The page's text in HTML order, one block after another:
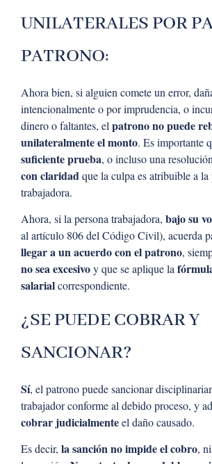
UNILATERALES POR
PATRONO:
Ahora bien, si alguien comete un error,
intencionalmente o por imprudencia, o
dinero o faltantes, el patrono no puede
unilateralmente el monto. Es importante
suficiente prueba, o incluso una
con claridadque la culpa es atribuible a la
trabajadora.
Ahora, si la persona trabajadora, bajo su
al artículo 806 del Código Civil), acuerda
llegar a un acuerdo con el patrono,
no sea excesivoy que se aplique la
salarialcorrespondiente.
¿SE PUEDE COBRAR Y
SANCIONAR?
Sí, el patrono puede sancionar
trabajador conforme al debido proceso, y
cobrar judicialmenteel daño causado.
Es decir, la sanción no impide el cobro,